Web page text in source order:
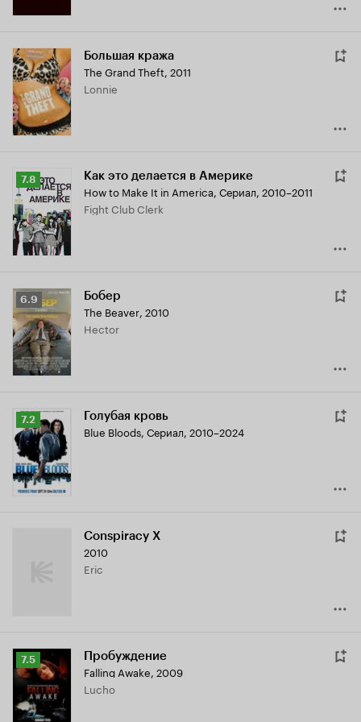
Большая кража
The Grand Theft, 2011
Lonnie
Рейтинг
Кинопоиска
7.8
7.8 Как это делается в Америке
How to Make It in America, Сериал, 2010–2011
Fight Club Clerk
Рейтинг
Кинопоиска
6.9
6.9 Бобер
The Beaver, 2010
Hector
Рейтинг
Кинопоиска
7.2
7.2 Голубая кровь
Blue Bloods, Сериал, 2010–2024
Conspiracy X
2010
Eric
Рейтинг
Кинопоиска
7.5
7.5 Пробуждение
Falling Awake, 2009
Lucho